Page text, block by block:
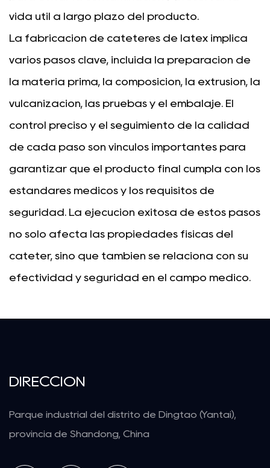
vida útil a largo plazo del producto.
La fabricación de catéteres de látex implica
varios pasos clave, incluida la preparación de
la materia prima, la composición, la extrusión, la
vulcanización, las pruebas y el embalaje. El
control preciso y el seguimiento de la calidad
de cada paso son vínculos importantes para
garantizar que el producto final cumpla con los
estándares médicos y los requisitos de
seguridad. La ejecución exitosa de estos pasos
no solo afecta las propiedades físicas del
catéter, sino que también se relaciona con su
efectividad y seguridad en el campo médico.
DIRECCIÓN
Parque industrial del distrito de Dingtao (Yantai),
provincia de Shandong, China